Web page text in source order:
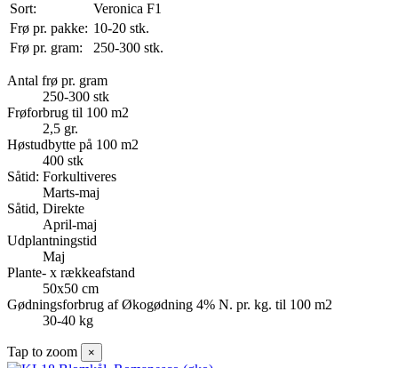
Sort:
Veronica F1
Frø pr. pakke: 10-20 stk.
Frø pr. gram:
250-300 stk.
Antal frø pr. gram
250-300 stk
Frøforbrug til 100 m2
2,5 gr.
Høstudbytte på 100 m2
400 stk
Såtid: Forkultiveres
Marts-maj
Såtid, Direkte
April-maj
Udplantningstid
Maj
Plante- x rækkeafstand
50x50 cm
Gødningsforbrug af Økogødning 4% N. pr. kg. til 100 m2
30-40 kg
Tap to zoom ×